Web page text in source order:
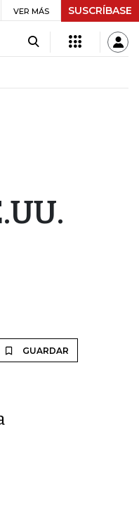
$ 416,86 +$ 0,05 +0,01%
VER MÁS SUSCRÍBASE
GUARDAR